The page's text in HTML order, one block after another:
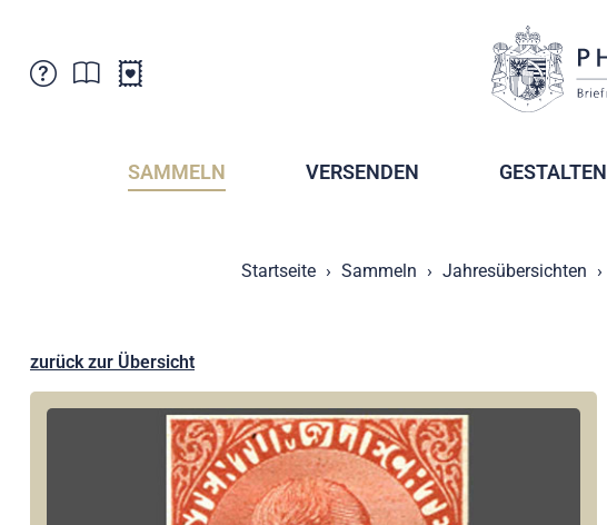
Verkaufsstellen
Postcrossing
Abonnemente
SAMMELN VERSENDEN GESTALTEN
Startseite Sammeln Jahresübersichten
zurück zur Übersicht